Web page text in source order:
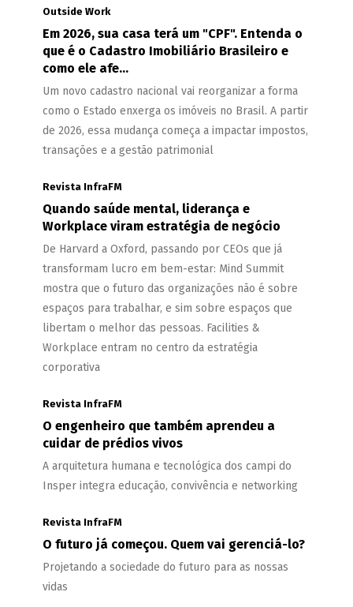
Outside Work
Em 2026, sua casa terá um "CPF". Entenda o
que é o Cadastro Imobiliário Brasileiro e
como ele afe...
Um novo cadastro nacional vai reorganizar a forma
como o Estado enxerga os imóveis no Brasil. A partir
de 2026, essa mudança começa a impactar impostos,
transações e a gestão patrimonial
Revista InfraFM
Quando saúde mental, liderança e
Workplace viram estratégia de negócio
De Harvard a Oxford, passando por CEOs que já
transformam lucro em bem-estar: Mind Summit
mostra que o futuro das organizações não é sobre
espaços para trabalhar, e sim sobre espaços que
libertam o melhor das pessoas. Facilities &
Workplace entram no centro da estratégia
corporativa
Revista InfraFM
O engenheiro que também aprendeu a
cuidar de prédios vivos
A arquitetura humana e tecnológica dos campi do
Insper integra educação, convivência e networking
Revista InfraFM
O futuro já começou. Quem vai gerenciá-lo?
Projetando a sociedade do futuro para as nossas
vidas